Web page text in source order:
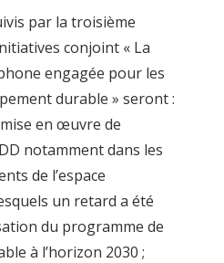
par la troisième
conjoint « La
engagée pour les
durable » seront :
en œuvre de
notamment dans les
de l’espace
un retard a été
du programme de
à l’horizon 2030 ;